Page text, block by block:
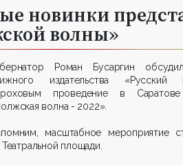
новинки
волны»
Роман Бусаргин
издательства «Русский
проведение в Саратове
волна - 2022».
масштабное мероприятие
Театральной площади.